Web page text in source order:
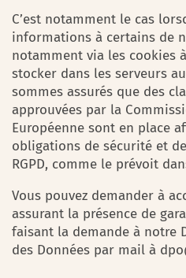
C’est notamment le cas
informations à certains de
notamment via les cookies
stocker dans les serveurs
sommes assurés que des
approuvées par la
Européenne sont en place
obligations de sécurité et
RGPD, comme le prévoit
Vous pouvez demander à
assurant la présence de
faisant la demande à notre
des Données par mail à